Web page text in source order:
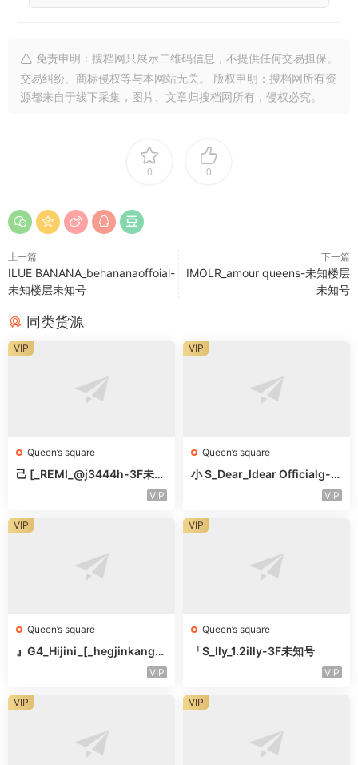
免责申明：搜档网只展示二维码信息，不提供任何交易担保。
交易纠纷、商标侵权等与本网站无关。 版权申明：搜档网所有资
源都来自于线下采集，图片、文章归搜档网所有，侵权必究。
0 0
上一篇
ILUE BANANA_behananaoffoial-
未知楼层未知号
下一篇
IMOLR_amour queens-未知楼层
未知号
同类货源
Queen’s square
己 [_REMI_@j3444h-3F未知
VIP
VIP
Queen’s square
小 S_Dear_Idear Officialg-3
VIP
VIP
Queen’s square
』G4_Hijini_[_hegjinkang-
VIP
VIP
Queen’s square
「S_lly_1.2illy-3F未知号
VIP
VIP
VIP VIP